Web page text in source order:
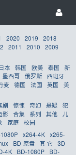
2020 2019
2018
2011 2010
2009
日本 韩国 欧美 泰国
新
墨西哥 俄罗斯 西班牙
麦 德国 法国 英国
美
剧 惊悚 奇幻 悬疑 犯
影 合集 系列 其他
儿
家庭 校园
x264-4K x265-
BD-原盘 其 它
3D-
4K BD-1080P
BD-